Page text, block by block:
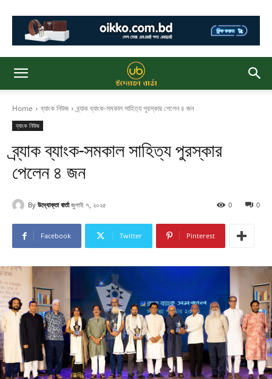
Home ব্যাংক নিউজ ব্র্যাক ব্যাংক-সমকাল সাহিত্য পুরস্কার পেলেন ৪ জন
ব্যাংক নিউজ
ব্র্যাক ব্যাংক-সমকাল সাহিত্য পুরস্কার
পেলেন ৪ জন
By উদ্যোক্তা বার্তা জুলাই ৭, ২০২৫ 0
0
Facebook Twitter Pinterest